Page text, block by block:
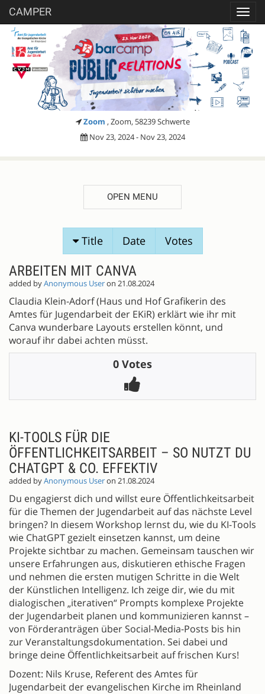
CAMPER
Zoom , Zoom, 58239 Schwerte
Nov 23, 2024 - Nov 23, 2024
OPEN MENU
Title Date Votes
ARBEITEN MIT CANVA
added byAnonymous Useron 21.08.2024
Claudia Klein-Adorf (Haus und Hof Grafikerin des
Amtes für Jugendarbeit der EKiR) erklärt wie ihr mit
Canva wunderbare Layouts erstellen könnt, und
worauf ihr dabei achten müsst.
0 Votes
KI-TOOLS FÜR DIE
ÖFFENTLICHKEITSARBEIT – SO NUTZT DU
CHATGPT & CO. EFFEKTIV
added byAnonymous Useron 21.08.2024
Du engagierst dich und willst eure Öffentlichkeitsarbeit
für die Themen der Jugendarbeit auf das nächste Level
bringen? In diesem Workshop lernst du, wie du KI-Tools
wie ChatGPT gezielt einsetzen kannst, um deine
Projekte sichtbar zu machen. Gemeinsam tauschen wir
unsere Erfahrungen aus, diskutieren ethische Fragen
und nehmen die ersten mutigen Schritte in die Welt
der Künstlichen Intelligenz. Ich zeige dir, wie du mit
dialogischen „iterativen“ Prompts komplexe Projekte
der Jugendarbeit planen und kommunizieren kannst –
von Förderanträgen über Social-Media-Posts bis hin
zur Veranstaltungsdokumentation. Sei dabei und
bringe deine Öffentlichkeitsarbeit auf frischen Kurs!
Dozent: Nils Kruse, Referent des Amtes für
Jugendarbeit der evangelischen Kirche im Rheinland